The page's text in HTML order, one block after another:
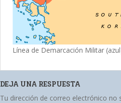
Línea de Demarcación Militar
DEJA UNA RESPUESTA
Tu dirección de correo electrónico no